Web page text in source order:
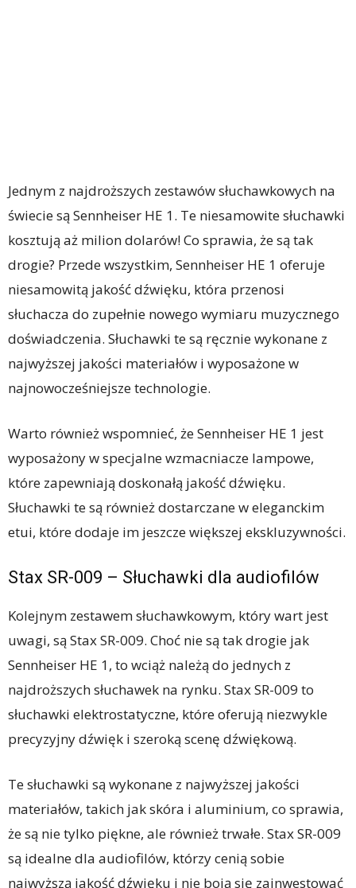
Jednym z najdroższych zestawów słuchawkowych na
świecie są Sennheiser HE 1. Te niesamowite słuchawki
kosztują aż milion dolarów! Co sprawia, że są tak
drogie? Przede wszystkim, Sennheiser HE 1 oferuje
niesamowitą jakość dźwięku, która przenosi
słuchacza do zupełnie nowego wymiaru muzycznego
doświadczenia. Słuchawki te są ręcznie wykonane z
najwyższej jakości materiałów i wyposażone w
najnowocześniejsze technologie.
Warto również wspomnieć, że Sennheiser HE 1 jest
wyposażony w specjalne wzmacniacze lampowe,
które zapewniają doskonałą jakość dźwięku.
Słuchawki te są również dostarczane w eleganckim
etui, które dodaje im jeszcze większej ekskluzywności.
Stax SR-009 – Słuchawki dla audiofilów
Kolejnym zestawem słuchawkowym, który wart jest
uwagi, są Stax SR-009. Choć nie są tak drogie jak
Sennheiser HE 1, to wciąż należą do jednych z
najdroższych słuchawek na rynku. Stax SR-009 to
słuchawki elektrostatyczne, które oferują niezwykle
precyzyjny dźwięk i szeroką scenę dźwiękową.
Te słuchawki są wykonane z najwyższej jakości
materiałów, takich jak skóra i aluminium, co sprawia,
że są nie tylko piękne, ale również trwałe. Stax SR-009
są idealne dla audiofilów, którzy cenią sobie
najwyższą jakość dźwięku i nie boją się zainwestować